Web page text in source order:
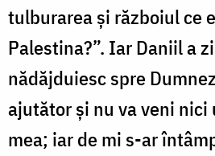
tulburarea și războiul ce
Palestina?”. Iar Daniil a
nădăjduiesc spre
ajutător și nu va veni nici
mea; iar de mi s-ar